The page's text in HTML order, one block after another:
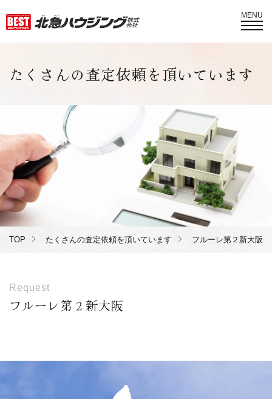
MENU
たくさんの査定依頼を頂いています
TOP たくさんの査定依頼を頂いています フルーレ第２新大阪
Request
フルーレ第２新大阪